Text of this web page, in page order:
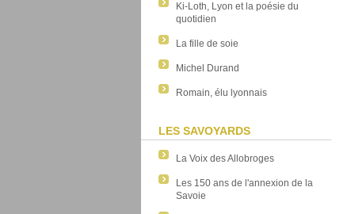
Ki-Loth, Lyon et la poésie du
quotidien
La fille de soie
Michel Durand
Romain, élu lyonnais
LES SAVOYARDS
La Voix des Allobroges
Les 150 ans de l'annexion de la
Savoie